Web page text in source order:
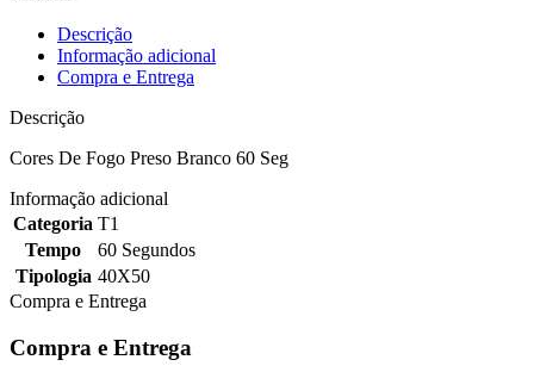
Descrição
Informação adicional
Compra e Entrega
Descrição
Cores De Fogo Preso Branco 60 Seg
Informação adicional
Categoria T1
Tempo
60 Segundos
Tipologia 40X50
Compra e Entrega
Compra e Entrega